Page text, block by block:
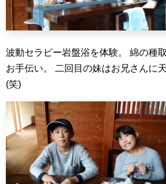
波動セラピー岩盤浴を体験。
綿の種
お手伝い。
二回目の妹はお兄さんに
(笑)